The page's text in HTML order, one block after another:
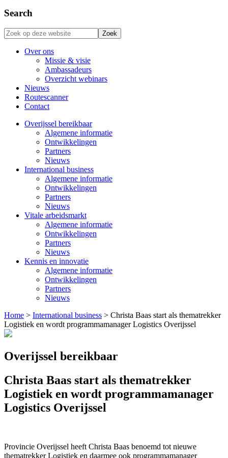
Search
Zoek
op
deze
Over ons
Missie & visie
Ambassadeurs
Overzicht webinars
Nieuws
Routescanner
Contact
Overijssel bereikbaar
Algemene informatie
Ontwikkelingen
Partners
Nieuws
International business
Algemene informatie
Ontwikkelingen
Partners
Nieuws
Vitale arbeidsmarkt
Algemene informatie
Ontwikkelingen
Partners
Nieuws
Kennis en innovatie
Algemene informatie
Ontwikkelingen
Partners
Nieuws
Home > International business > Christa Baas start als thematrekker
Logistiek en wordt programmamanager Logistics Overijssel
Overijssel bereikbaar
Christa Baas start als thematrekker
Logistiek en wordt programmamanager
Logistics Overijssel
Provincie Overijssel heeft Christa Baas benoemd tot nieuwe
thematrekker Logistiek en daarmee ook programmamanager